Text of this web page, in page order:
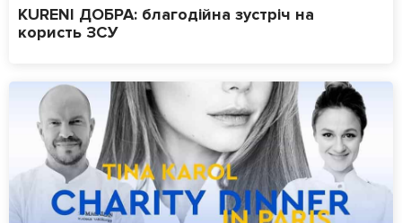
KURENI ДОБРА: благодійна зустріч на
користь ЗСУ